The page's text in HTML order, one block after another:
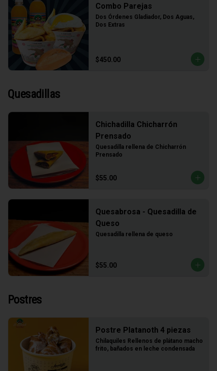
Combo Parejas
Dos Órdenes Gladiador, Dos Aguas,
Dos Extras
$450.00
Quesadillas
Chichadilla Chicharrón
Prensado
Quesadilla rellena de Chicharrón
Prensado
$55.00
Quesabrosa - Quesadilla de
Queso
Quesadilla rellena de queso
$55.00
Postres
Postre Platanoth 4 piezas
Chilaquiles Rellenos de plátano macho
frito, bañados en leche condensada